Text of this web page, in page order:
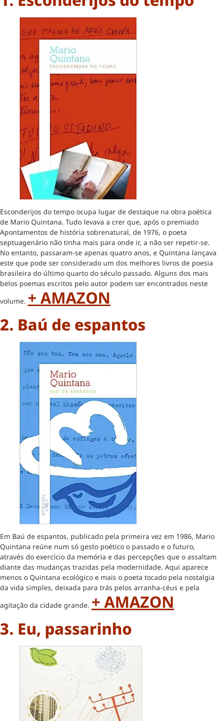
Esconderijos do tempo ocupa lugar de destaque na obra poética
de Mario Quintana. Tudo levava a crer que, após o premiado
Apontamentos de história sobrenatural, de 1976, o poeta
septuagenário não tinha mais para onde ir, a não ser repetir-se.
No entanto, passaram-se apenas quatro anos, e Quintana lançava
este que pode ser considerado um dos melhores livros de poesia
brasileira do último quarto do século passado. Alguns dos mais
belos poemas escritos pelo autor podem ser encontrados neste
volume. + AMAZON
2. Baú de espantos
Em Baú de espantos, publicado pela primeira vez em 1986, Mario
Quintana reúne num só gesto poético o passado e o futuro,
através do exercício da memória e das percepções que o assaltam
diante das mudanças trazidas pela modernidade. Aqui aparece
menos o Quintana ecológico e mais o poeta tocado pela nostalgia
da vida simples, deixada para trás pelos arranha-céus e pela
agitação da cidade grande. + AMAZON
3. Eu, passarinho